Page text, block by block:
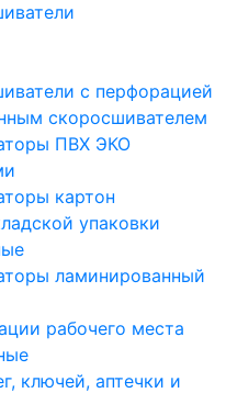
с перфорацией
скоросшивателем
ПВХ ЭКО
картон
упаковки
ламинированный
рабочего места
ключей, аптечки и